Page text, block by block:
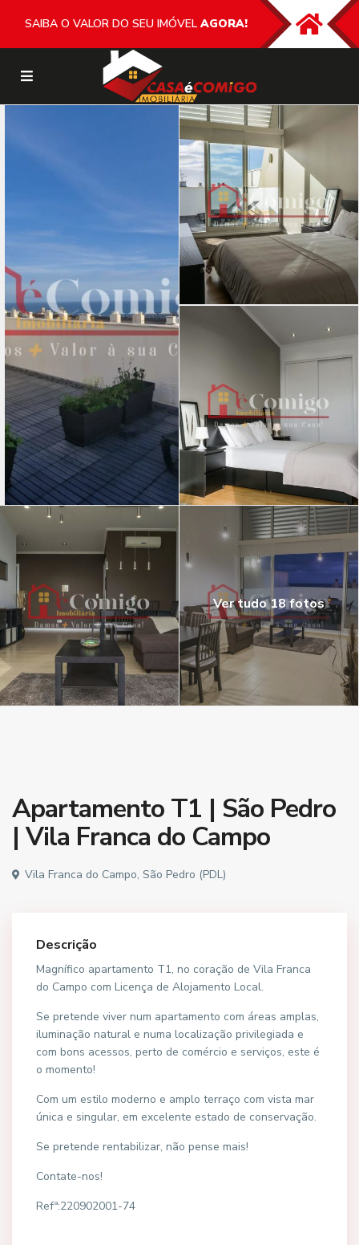
SAIBA O VALOR DO SEU IMÓVEL AGORA!
Ver tudo 18 fotos
Apartamento T1 | São Pedro
| Vila Franca do Campo
Vila Franca do Campo, São Pedro (PDL)
Descrição
Magnífico apartamento T1, no coração de Vila Franca
do Campo com Licença de Alojamento Local.
Se pretende viver num apartamento com áreas amplas,
iluminação natural e numa localização privilegiada e
com bons acessos, perto de comércio e serviços, este é
o momento!
Com um estilo moderno e amplo terraço com vista mar
única e singular, em excelente estado de conservação.
Se pretende rentabilizar, não pense mais!
Contate-nos!
Refª:220902001-74